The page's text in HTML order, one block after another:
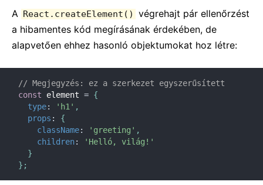
A React.createElement()
végrehajt pár ellenőrzést
a hibamentes kód megírásának érdekében, de
alapvetően ehhez hasonló objektumokat hoz létre:
// Megjegyzés: ez a szerkezet egyszerűsített
const element = {
type: 'h1' ,
props :
{
className: 'greeting' ,
children:
'Helló, világ!'
}
} ;